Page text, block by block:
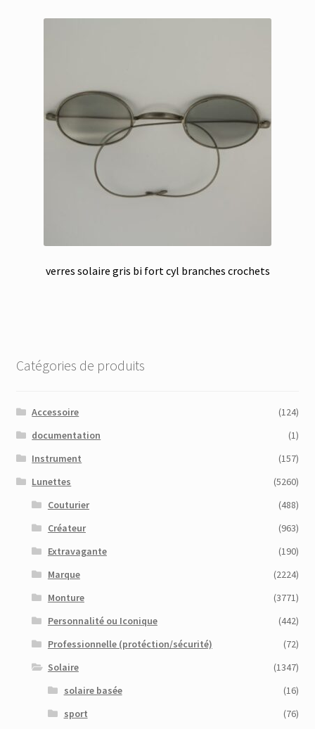
verres solaire gris bi fort cyl branches crochets
Catégories de produits
Accessoire
(124)
documentation
(1)
Instrument
(157)
Lunettes
(5260)
Couturier
(488)
Créateur
(963)
Extravagante
(190)
Marque
(2224)
Monture
(3771)
Personnalité ou Iconique
(442)
Professionnelle (protéction/sécurité)
(72)
Solaire
(1347)
solaire basée
(16)
sport
(76)